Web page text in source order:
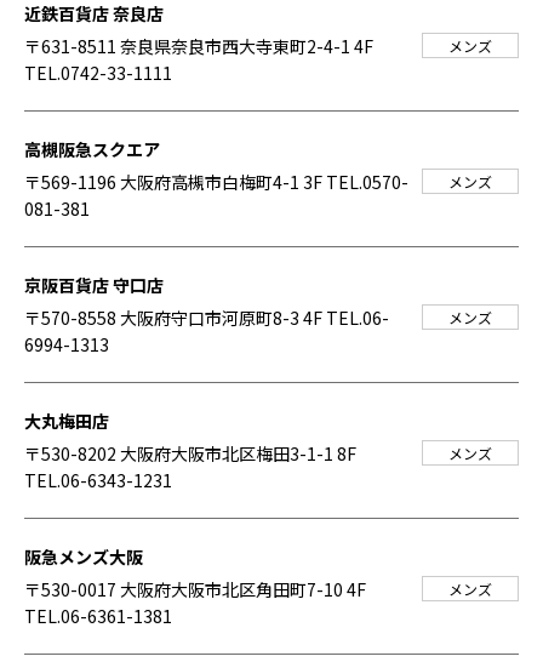
近鉄百貨店 奈良店
〒631-8511 奈良県奈良市西大寺東町2-4-1 4F
TEL.0742-33-1111
メンズ
高槻阪急スクエア
〒569-1196 大阪府高槻市白梅町4-1 3F TEL.0570-
081-381
メンズ
京阪百貨店 守口店
〒570-8558 大阪府守口市河原町8-3 4F TEL.06-
6994-1313
メンズ
大丸梅田店
〒530-8202 大阪府大阪市北区梅田3-1-1 8F
TEL.06-6343-1231
メンズ
阪急メンズ大阪
〒530-0017 大阪府大阪市北区角田町7-10 4F
TEL.06-6361-1381
メンズ